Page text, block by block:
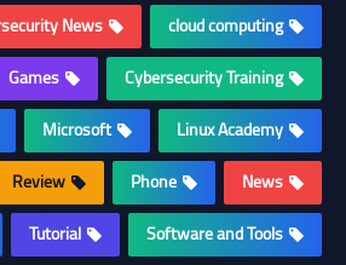
cloud computing
News
Cybersecurity Training
Games
Linux Academy
Microsoft
News
Phone
Review
Software and Tools
Tutorial